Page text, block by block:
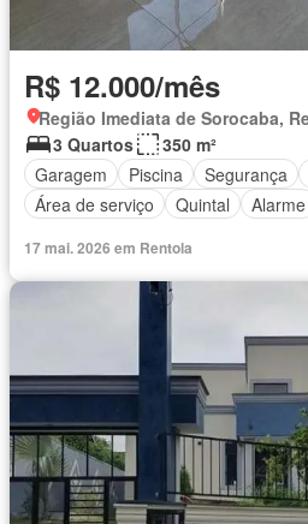
R$ 12.000/mês
3 Quartos
350 m²
Garagem
Piscina Segurança
Área de serviço
Quintal Alarme
17 mai. 2026 em Rentola